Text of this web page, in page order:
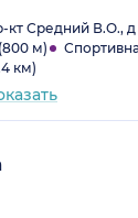
кт Средний В.О., д
м)
км)